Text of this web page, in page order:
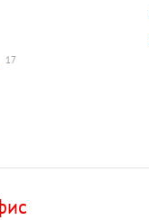
17